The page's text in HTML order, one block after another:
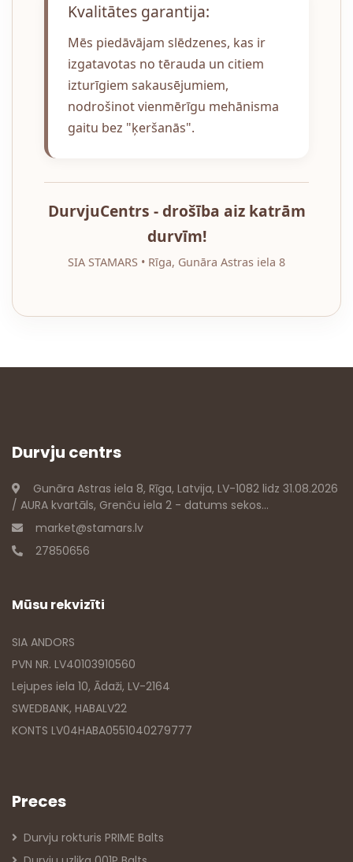
Kvalitātes garantija:
Mēs piedāvājam slēdzenes, kas ir
izgatavotas no tērauda un citiem
izturīgiem sakausējumiem,
nodrošinot vienmērīgu mehānisma
gaitu bez "ķeršanās".
DurvjuCentrs - drošība aiz katrām
durvīm!
SIA STAMARS • Rīga, Gunāra Astras iela 8
Durvju centrs
Gunāra Astras iela 8, Rīga, Latvija, LV-1082 lidz 31.08.2026
/ AURA kvartāls, Grenču iela 2 - datums sekos...
market@stamars.lv
27850656
Mūsu rekvizīti
SIA ANDORS
PVN NR. LV40103910560
Lejupes iela 10, Ādaži, LV-2164
SWEDBANK, HABALV22
KONTS LV04HABA0551040279777
Preces
Durvju rokturis PRIME Balts